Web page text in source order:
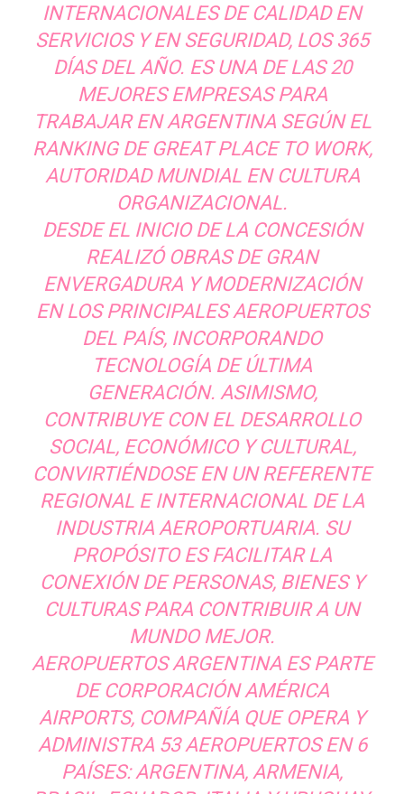
INTERNACIONALES DE CALIDAD EN
SERVICIOS Y EN SEGURIDAD, LOS 365
DÍAS DEL AÑO. ES UNA DE LAS 20
MEJORES EMPRESAS PARA
TRABAJAR EN ARGENTINA SEGÚN EL
RANKING DE GREAT PLACE TO WORK,
AUTORIDAD MUNDIAL EN CULTURA
ORGANIZACIONAL.
DESDE EL INICIO DE LA CONCESIÓN
REALIZÓ OBRAS DE GRAN
ENVERGADURA Y MODERNIZACIÓN
EN LOS PRINCIPALES AEROPUERTOS
DEL PAÍS, INCORPORANDO
TECNOLOGÍA DE ÚLTIMA
GENERACIÓN. ASIMISMO,
CONTRIBUYE CON EL DESARROLLO
SOCIAL, ECONÓMICO Y CULTURAL,
CONVIRTIÉNDOSE EN UN REFERENTE
REGIONAL E INTERNACIONAL DE LA
INDUSTRIA AEROPORTUARIA. SU
PROPÓSITO ES FACILITAR LA
CONEXIÓN DE PERSONAS, BIENES Y
CULTURAS PARA CONTRIBUIR A UN
MUNDO MEJOR.
AEROPUERTOS ARGENTINA ES PARTE
DE CORPORACIÓN AMÉRICA
AIRPORTS, COMPAÑÍA QUE OPERA Y
ADMINISTRA 53 AEROPUERTOS EN 6
PAÍSES: ARGENTINA, ARMENIA,